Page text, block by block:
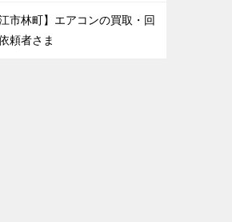
江市林町】エアコンの買取・回
頼者さま